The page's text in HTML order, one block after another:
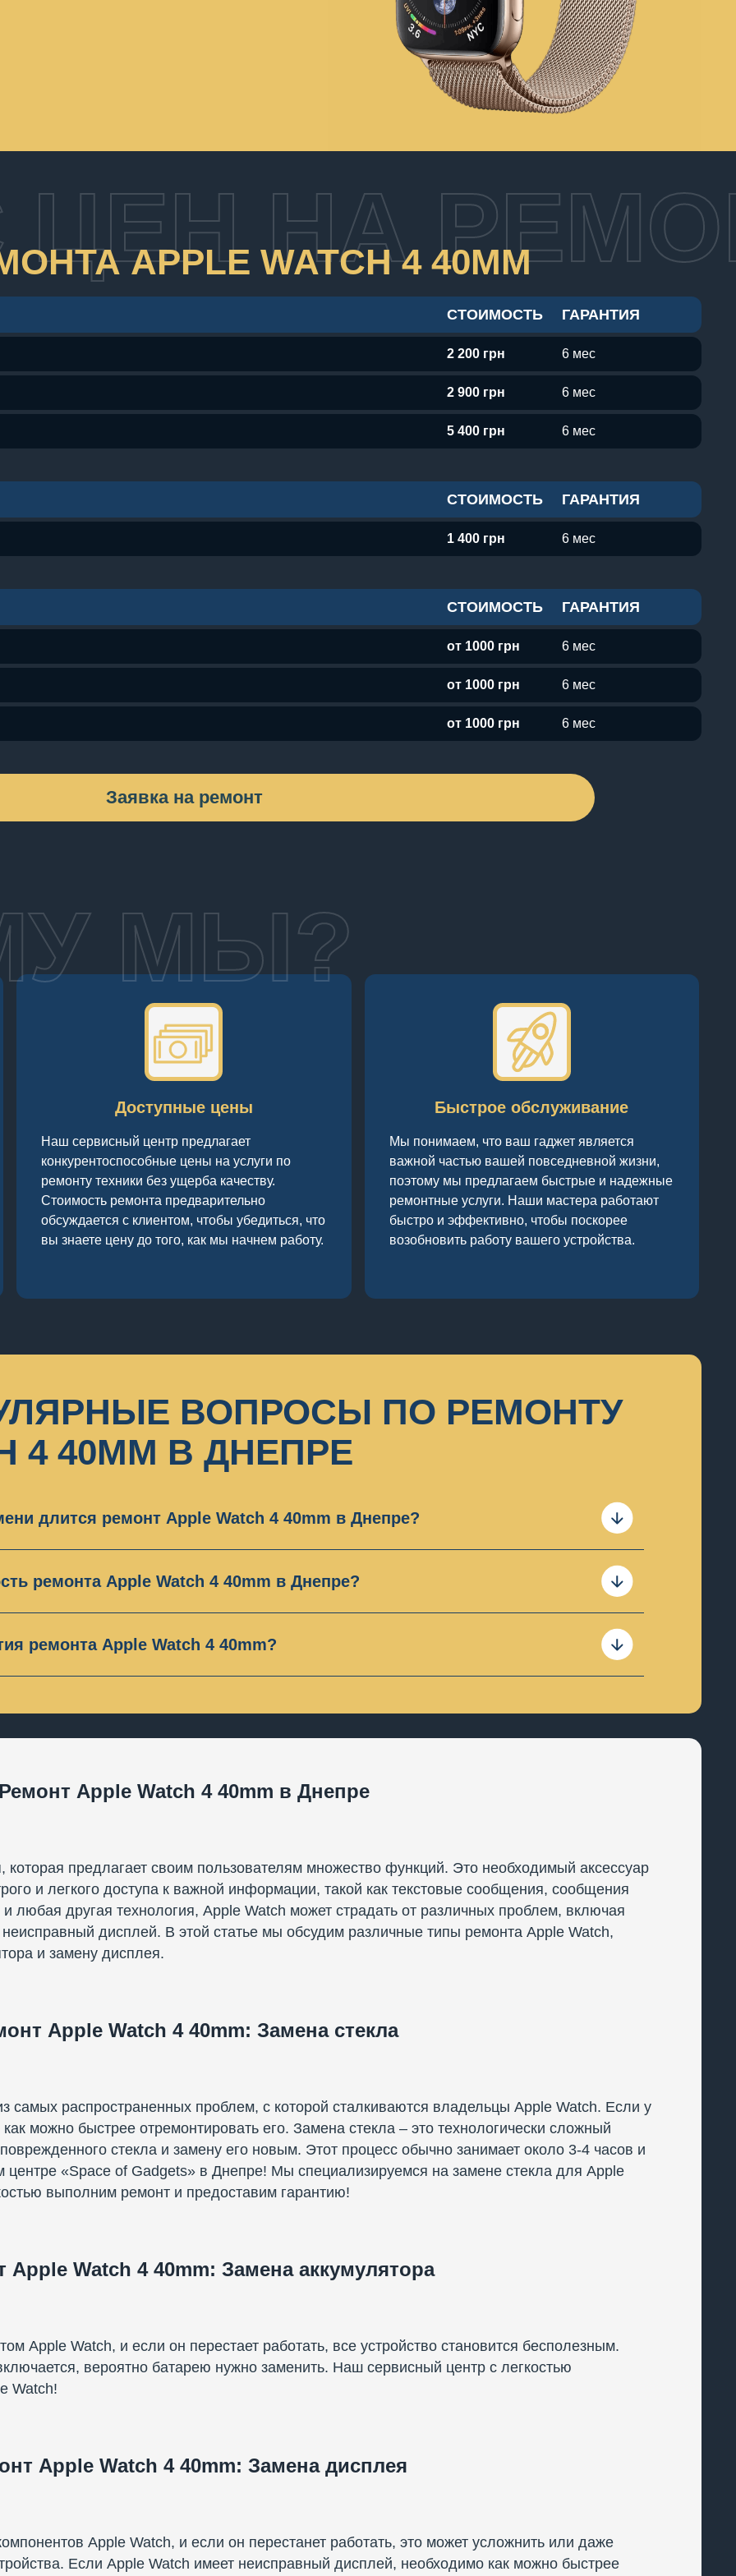
ЦЕН НА
APPLE WATCH 4 40MM
СТОИМОСТЬ ГАРАНТИЯ
2 200 грн 6 мес
2 900 грн 6 мес
5 400 грн 6 мес
СТОИМОСТЬ ГАРАНТИЯ
1 400 грн 6 мес
СТОИМОСТЬ ГАРАНТИЯ
от 1000 грн 6 мес
от 1000 грн 6 мес
от 1000 грн 6 мес
Заявка на ремонт
МЫ?
Доступные цены
Наш сервисный центр предлагает
конкурентоспособные цены на услуги по
ремонту техники без ущерба качеству.
Стоимость ремонта предварительно
обсуждается с клиентом, чтобы убедиться, что
вы знаете цену до того, как мы начнем работу.
Быстрое обслуживание
Мы понимаем, что ваш гаджет является
важной частью вашей повседневной жизни,
поэтому мы предлагаем быстрые и надежные
ремонтные услуги. Наши мастера работают
быстро и эффективно, чтобы поскорее
возобновить работу вашего устройства.
ВОПРОСЫ ПО РЕМОНТУ
4 40MM В ДНЕПРЕ
длится ремонт Apple Watch 4 40mm в Днепре?
Apple Watch 4 40mm зависит от неисправности. Обычно ремонт занимает один
ремонта Apple Watch 4 40mm в Днепре?
Вы сможете найти прайсы по актуальным ценам на ремонт. Если у Вас возникли
ремонта Apple Watch 4 40mm?
центр «Space of Gadgets» дает гарантию на ремонтApple Watch 4 40mmдо 12
механические повреждения, попадание жидкости, а также сорванные
СЦ.
Apple Watch 4 40mm в Днепре
которая предлагает своим пользователям множество функций. Это необходимый аксессуар
и легкого доступа к важной информации, такой как текстовые сообщения, сообщения
любая другая технология, Apple Watch может страдать от различных проблем, включая
дисплей. В этой статье мы обсудим различные типы ремонта Apple Watch,
и замену дисплея.
Apple Watch 4 40mm: Замена стекла
самых распространенных проблем, с которой сталкиваются владельцы Apple Watch. Если у
можно быстрее отремонтировать его. Замена стекла – это технологически сложный
стекла и замену его новым. Этот процесс обычно занимает около 3-4 часов и
«Space of Gadgets» в Днепре! Мы специализируемся на замене стекла для Apple
выполним ремонт и предоставим гарантию!
Apple Watch 4 40mm: Замена аккумулятора
Apple Watch, и если он перестает работать, все устройство становится бесполезным.
вероятно батарею нужно заменить. Наш сервисный центр с легкостью
Watch!
Apple Watch 4 40mm: Замена дисплея
Apple Watch, и если он перестанет работать, это может усложнить или даже
Если Apple Watch имеет неисправный дисплей, необходимо как можно быстрее